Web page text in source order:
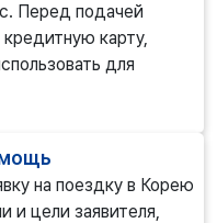
Перед подачей
кредитную карту,
для
на поездку в Корею
и цели заявителя,